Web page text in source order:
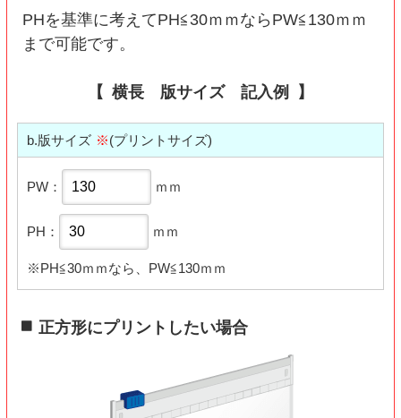
PHを基準に考えてPH≦30ｍｍならPW≦130ｍｍ
まで可能です。
横長 版サイズ 記入例
b.版サイズ ※(プリントサイズ)
PW： ｍｍ
PH： ｍｍ
※PH≦30ｍｍなら、PW≦130ｍｍ
正方形にプリントしたい場合